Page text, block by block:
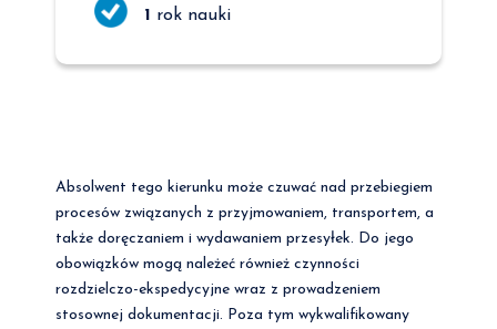
1 rok nauki
Absolwent tego kierunku może czuwać nad przebiegiem
procesów związanych z przyjmowaniem, transportem, a
także doręczaniem i wydawaniem przesyłek. Do jego
obowiązków mogą należeć również czynności
rozdzielczo-ekspedycyjne wraz z prowadzeniem
stosownej dokumentacji. Poza tym wykwalifikowany